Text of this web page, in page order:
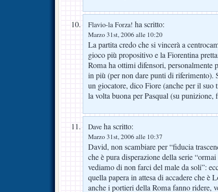
Flavio-la Forza! ha scritto:
Marzo 31st, 2006 alle 10:20
La partita credo che si vincerà a
gioco più propositivo e la Fiorentina
Roma ha ottimi difensori, personalmente
in più (per non dare punti di riferimento).
un giocatore, dico Fiore (anche per il suo
la volta buona per Pasqual (su punizione,
Dave ha scritto:
Marzo 31st, 2006 alle 10:37
David, non scambiare per “fiducia
che è pura disperazione della serie
vediamo di non farci del male da soli”:
quella papera in attesa di accadere che è
anche i portieri della Roma fanno